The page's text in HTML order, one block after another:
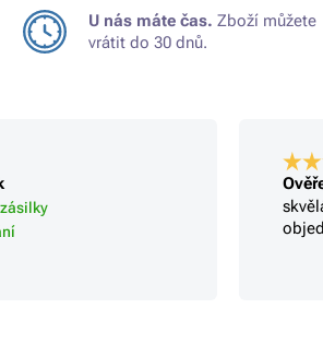
U nás máte čas. Zboží můžete
vrátit do 30 dnů.